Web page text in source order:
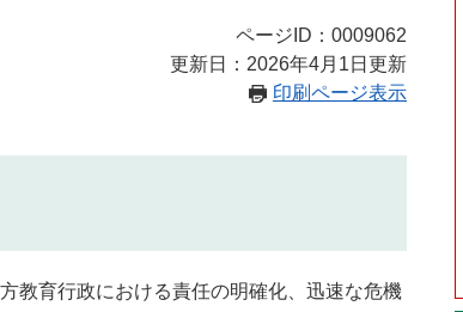
ページID：0009062
更新日：2026年4月1日更新
印刷ページ表示
教育行政における責任の明確化、迅速な危機